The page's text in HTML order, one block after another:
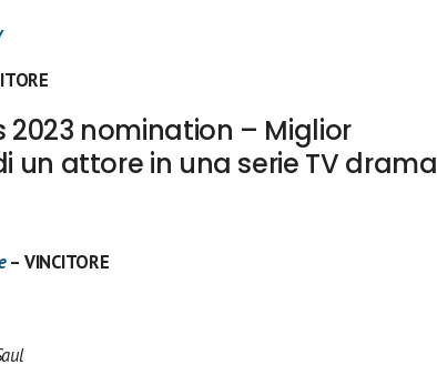
2023 nomination – Miglior
un attore in una serie TV drama
– VINCITORE